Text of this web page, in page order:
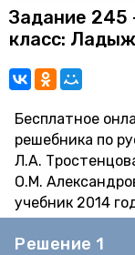
11 класс
Задание 245
класс:
Бесплатное
решебника по
Л.А.
О.М.
учебник 2014
Решение 1